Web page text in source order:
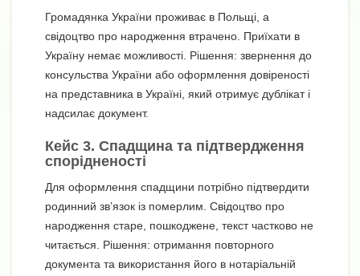
Громадянка України проживає в Польщі, а
свідоцтво про народження втрачено. Приїхати в
Україну немає можливості. Рішення: звернення до
консульства України або оформлення довіреності
на представника в Україні, який отримує дублікат і
надсилає документ.
Кейс 3. Спадщина та підтвердження
спорідненості
Для оформлення спадщини потрібно підтвердити
родинний зв’язок із померлим. Свідоцтво про
народження старе, пошкоджене, текст частково не
читається. Рішення: отримання повторного
документа та використання його в нотаріальній